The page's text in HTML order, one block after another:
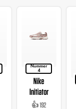
Nummer
4
Nike
Initiator
👍 192